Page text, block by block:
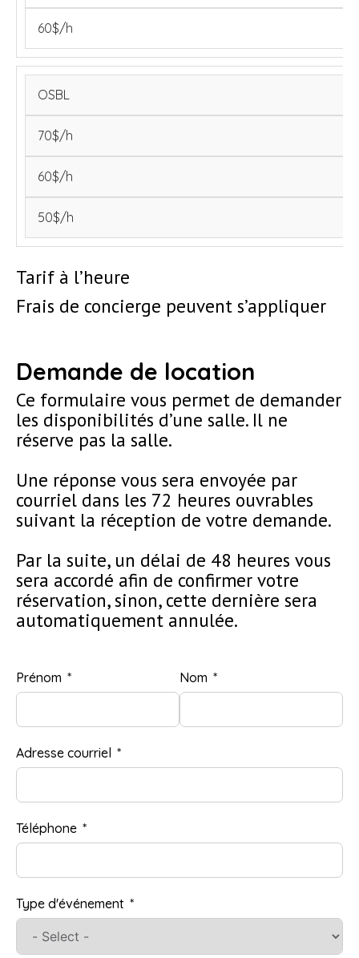
60$/h
OSBL
70$/h
60$/h
50$/h
Tarif à l’heure
Frais de concierge peuvent s’appliquer
Demande de location
Ce formulaire vous permet de demander
les disponibilités d’une salle. Il ne
réserve pas la salle.
Une réponse vous sera envoyée par
courriel dans les 72 heures ouvrables
suivant la réception de votre demande.
Par la suite, un délai de 48 heures vous
sera accordé afin de confirmer votre
réservation, sinon, cette dernière sera
automatiquement annulée.
Prénom Nom
Adresse courriel
Téléphone
Type d'événement